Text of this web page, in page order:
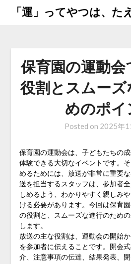
「運」ってやつは、た
保育園の運動
役割とスムー
めのポイ
Posted on 2025年
保育園の運動会は、子どもたちの
体験できる大切なイベントです。
めるためには、放送が非常に重要
送を担当するスタッフは、参加者
しめるよう、わかりやすく親しみ
ける必要があります。今回は保育
の役割と、スムーズな進行のため
します。
放送の主な役割は、運動会の開始
を参加者に伝えることです。開会
介、注意事項の伝達、結果発表、